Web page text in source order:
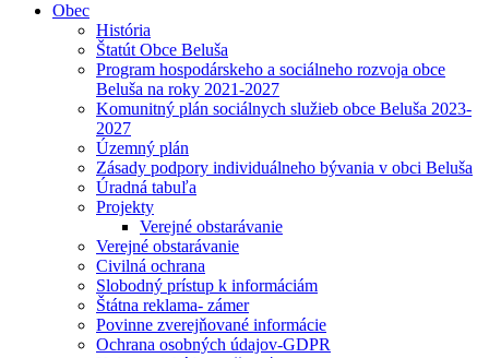
Obec
História
Štatút Obce Beluša
Program hospodárskeho a sociálneho rozvoja obce
Beluša na roky 2021-2027
Komunitný plán sociálnych služieb obce Beluša 2023-
2027
Územný plán
Zásady podpory individuálneho bývania v obci Beluša
Úradná tabuľa
Projekty
Verejné obstarávanie
Verejné obstarávanie
Civilná ochrana
Slobodný prístup k informáciám
Štátna reklama- zámer
Povinne zverejňované informácie
Ochrana osobných údajov-GDPR